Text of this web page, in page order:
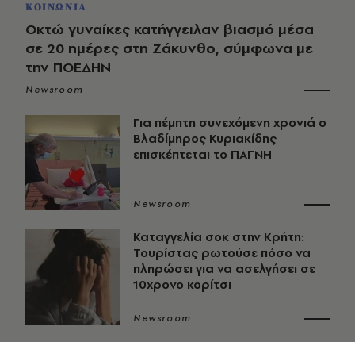
ΚΟΙΝΩΝΙΑ
Οκτώ γυναίκες κατήγγειλαν βιασμό μέσα
σε 20 ημέρες στη Ζάκυνθο, σύμφωνα με
την ΠΟΕΔΗΝ
Newsroom
Για πέμπτη συνεχόμενη χρονιά ο
Βλαδίμηρος Κυριακίδης
επισκέπτεται το ΠΑΓΝΗ
Newsroom
Καταγγελία σοκ στην Κρήτη:
Τουρίστας ρωτούσε πόσο να
πληρώσει για να ασελγήσει σε
10χρονο κορίτσι
Newsroom